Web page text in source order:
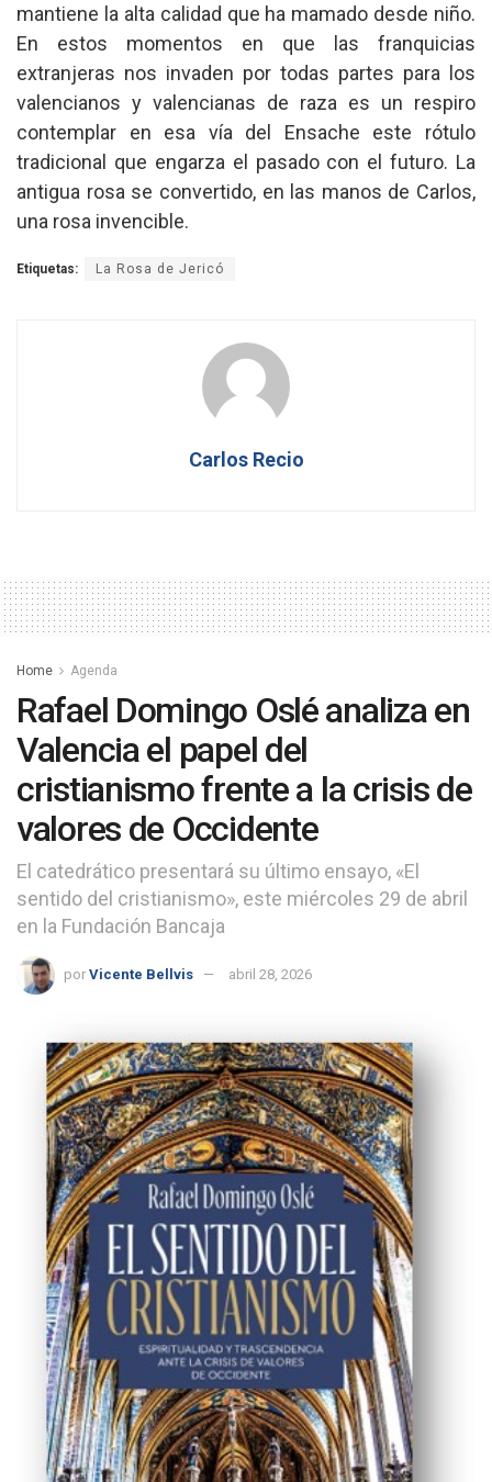
mantiene la alta calidad que ha mamado desde niño.
En estos momentos en que las franquicias
extranjeras nos invaden por todas partes para los
valencianos y valencianas de raza es un respiro
contemplar en esa vía del Ensache este rótulo
tradicional que engarza el pasado con el futuro. La
antigua rosa se convertido, en las manos de Carlos,
una rosa invencible.
Etiquetas: La Rosa de Jericó
Carlos Recio
Home Agenda
Rafael Domingo Oslé analiza en
Valencia el papel del
cristianismo frente a la crisis de
valores de Occidente
El catedrático presentará su último ensayo, «El
sentido del cristianismo», este miércoles 29 de abril
en la Fundación Bancaja
por Vicente Bellvis abril 28, 2026